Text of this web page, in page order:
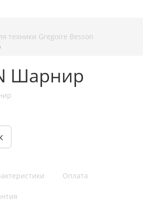
техники Gregoire Besson
Шарнир
Оплата